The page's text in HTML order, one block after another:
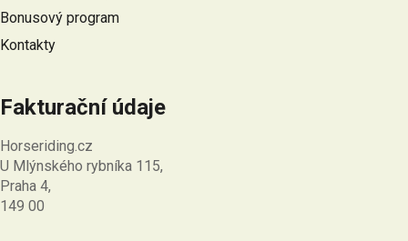
Bonusový program
Kontakty
Fakturační údaje
Horseriding.cz
U Mlýnského rybníka 115,
Praha 4,
149 00